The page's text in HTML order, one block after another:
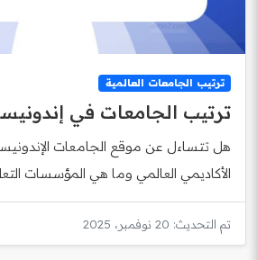
ترتيب الجامعات العالمية
ترتيب الجامعات في
هل تتساءل عن موقع الجامعات
الأكاديمي العالمي وما هي المؤسسات
تم التحديث: 20 نوفمبر، 2025